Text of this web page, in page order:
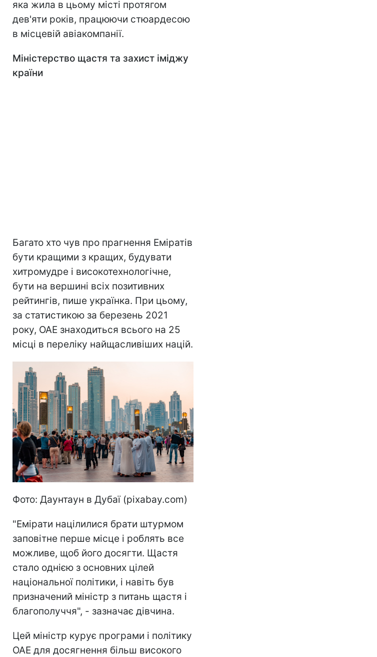
яка жила в цьому місті протягом
дев'яти років, працюючи стюардесою
в місцевій авіакомпанії.
Міністерство щастя та захист іміджу
країни
Багато хто чув про прагнення Еміратів
бути кращими з кращих, будувати
хитромудре і високотехнологічне,
бути на вершині всіх позитивних
рейтингів, пише українка. При цьому,
за статистикою за березень 2021
року, ОАЕ знаходиться всього на 25
місці в переліку найщасливіших націй.
Фото: Даунтаун в Дубаї (pixabay.com)
"Емірати націлилися брати штурмом
заповітне перше місце і роблять все
можливе, щоб його досягти. Щастя
стало однією з основних цілей
національної політики, і навіть був
призначений міністр з питань щастя і
благополуччя", - зазначає дівчина.
Цей міністр курує програми і політику
ОАЕ для досягнення більш високого